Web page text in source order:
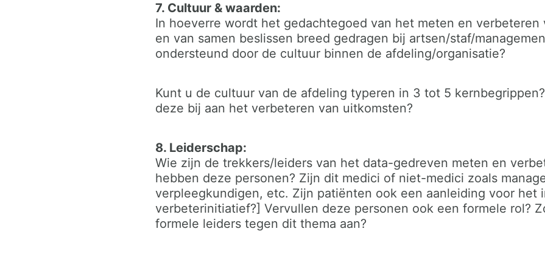
7. Cultuur & waarden:
In hoeverre wordt het gedachtegoed van het meten en verbeteren
en van samen beslissen breed gedragen bij artsen/staf/
ondersteund door de cultuur binnen de afdeling/organisatie?
Kunt u de cultuur van de afdeling typeren in 3 tot 5
deze bij aan het verbeteren van uitkomsten?
8. Leiderschap:
Wie zijn de trekkers/leiders van het data-gedreven meten en
hebben deze personen? Zijn dit medici of niet-medici zoals
verpleegkundigen, etc. Zijn patiënten ook een aanleiding voor het
verbeterinitiatief?] Vervullen deze personen ook een formele rol?
formele leiders tegen dit thema aan?